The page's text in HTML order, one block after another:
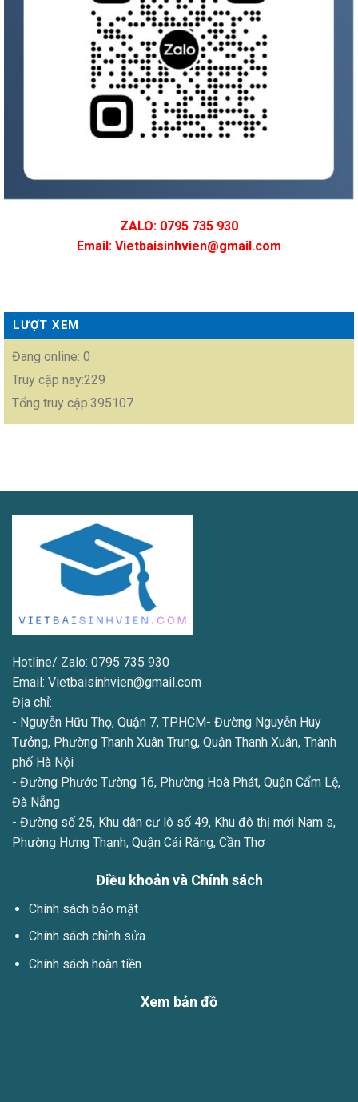
ZALO: 0795 735 930
Email: Vietbaisinhvien@gmail.com
LƯỢT XEM
Đang online: 0
Truy cập nay:229
Tổng truy cập:395107
Hotline/ Zalo: 0795 735 930
Email: Vietbaisinhvien@gmail.com
Địa chỉ:
- Nguyễn Hữu Thọ, Quận 7, TPHCM- Đường Nguyễn Huy
Tưởng, Phường Thanh Xuân Trung, Quận Thanh Xuân, Thành
phố Hà Nội
- Đường Phước Tường 16, Phường Hoà Phát, Quận Cẩm Lệ,
Đà Nẵng
- Đường số 25, Khu dân cư lô số 49, Khu đô thị mới Nam s,
Phường Hưng Thạnh, Quận Cái Răng, Cần Thơ
Điều khoản và Chính sách
Chính sách bảo mật
Chính sách chỉnh sửa
Chính sách hoàn tiền
Xem bản đồ